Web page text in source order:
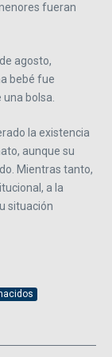
fueran
agosto,
bebé fue
una bolsa.
la existencia
aunque su
Mientras tanto,
a la
situación